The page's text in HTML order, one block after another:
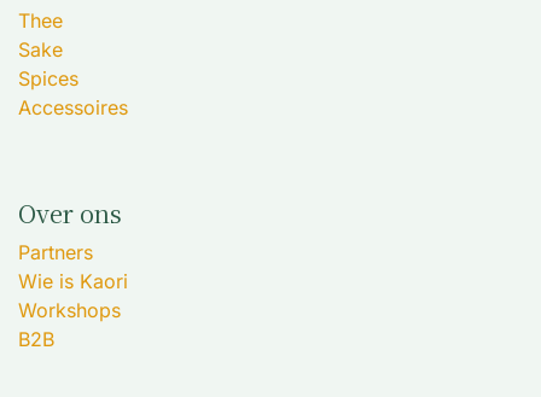
Thee
Sake
Spices
Accessoires
Over ons
Partners
Wie is Kaori
Workshops
B2B